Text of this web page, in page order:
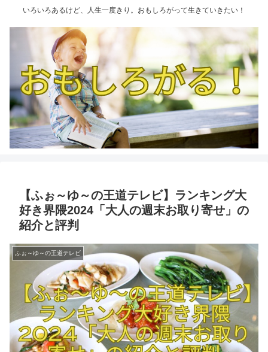
いろいろあるけど、人生一度きり。おもしろがって生きていきたい！
【ふぉ～ゆ～の王道テレビ】ランキング大
好き界隈2024「大人の週末お取り寄せ」の
紹介と評判
ふぉ～ゆ～の王道テレビ